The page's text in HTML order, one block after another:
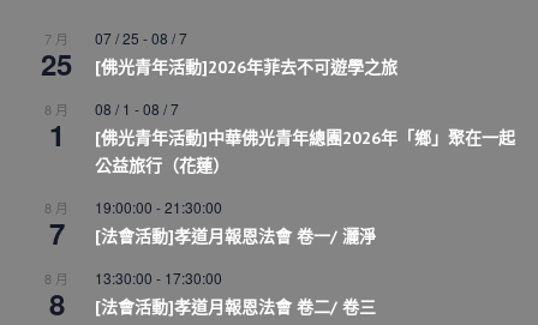
7 月
25
07 / 25 -08 / 7
[佛光青年活動]2026年菲去不可遊學之旅
8 月
1
08 / 1 -08 / 7
[佛光青年活動]中華佛光青年總團2026年「鄉」聚在一起
公益旅行（花蓮）
8 月
7
19:00:00 -21:30:00
[法會活動]孝道月報恩法會 卷一/ 灑淨
8 月
8
13:30:00 - 17:30:00
[法會活動]孝道月報恩法會 卷二/ 卷三